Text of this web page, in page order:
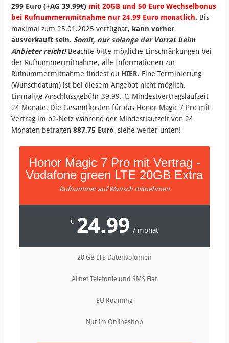
299 Euro (+AG 39.99€) mit 20GB und 50 Euro Wechselbonus
bei Rufnummernmitnahme nur 24.99 Euro monatlich. Bis
maximal zum 25.01.2025 verfügbar, kann vorher
ausverkauft sein. Somit, nur solange der Vorrat beim
Anbieter reicht!Beachte bitte mögliche Einschränkungen bei
der Rufnummermitnahme, alle Informationen zur
Rufnummermitnahme findest du HIER. Eine Terminierung
(Wunschdatum) ist bei diesem Angebot nicht möglich.
Einmalige Anschlussgebühr 39.99,-€. Mindestvertragslaufzeit
24 Monate. Die Gesamtkosten für das Honor Magic 7 Pro mit
Vertrag im o2-Netz während der Mindestlaufzeit von 24
Monaten betragen887,75 Euro, siehe weiter unten!
Honor Magic 7 Pro mit Vertrag -
Vodafone green LTE 20GB Extra
Rufnummer auf Wunsch mitnehmen
€ 24.99 / monat
20 GB LTE Datenvolumen
Allnet Telefonie und SMS Flat
EU Roaming
Nur im Onlineshop